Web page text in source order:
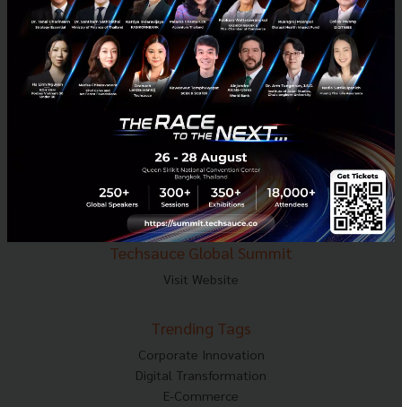
Tel : 02-001-5375
Mobile : 06-4658-9500
Techsauce Media
About Techsauce
Techsauce Services
Privacy Policy
ส่งบทความ
Techsauce Global Summit
Visit Website
Trending Tags
Corporate Innovation
Digital Transformation
E-Commerce